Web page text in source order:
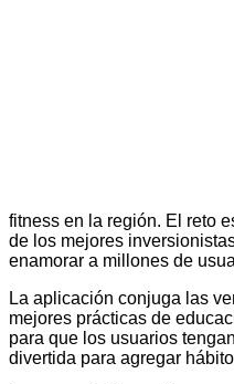
fitness en la región. El reto
de los mejores
enamorar a millones de
La aplicación conjuga las
mejores prácticas de
para que los usuarios
divertida para agregar